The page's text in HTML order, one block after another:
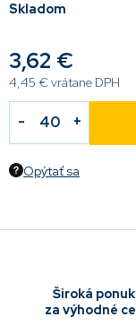
3,62 €
4,45 € vrátane DPH
Skladom
Opýtať sa
Široká
za výhodné